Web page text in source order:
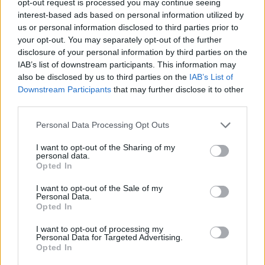
opt-out request is processed you may continue seeing
interest-based ads based on personal information utilized by
us or personal information disclosed to third parties prior to
your opt-out. You may separately opt-out of the further
disclosure of your personal information by third parties on the
IAB’s list of downstream participants. This information may
also be disclosed by us to third parties on the IAB’s List of
Downstream Participants that may further disclose it to other
Personal Data Processing Opt Outs
I want to opt-out of the Sharing of my
personal data.
Opted In
I want to opt-out of the Sale of my
Personal Data.
Opted In
I want to opt-out of processing my
Personal Data for Targeted Advertising.
Opted In
Habillez-vous chaudement : Les températures
peuvent être glaciales, surtout la nuit.
Apportez un trépied: Si vous souhaitez prendre
des photos, un trépied est essentiel pour
capturer la beauté des aurores boréales.
Faites preuve de patience: La nature est
parfaites, il se peut que les aurores ne se
montrent pas. Mais quand elles le font, la magie
scandinave opère véritablement.